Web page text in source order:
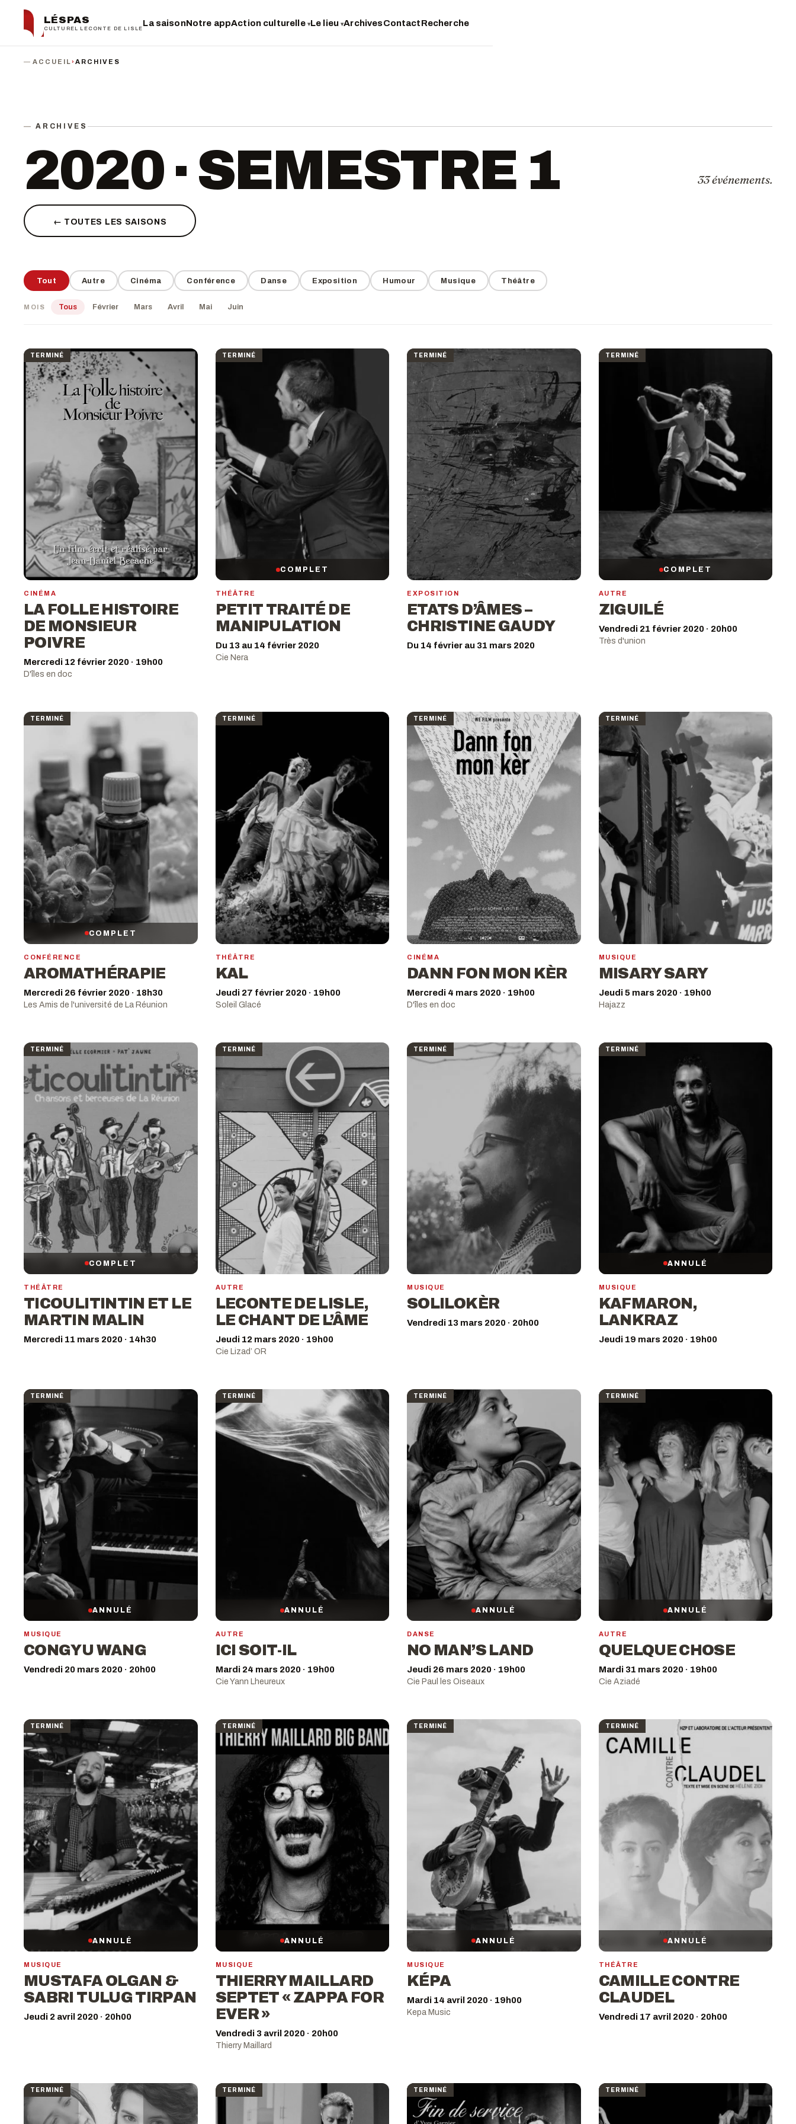
LÉSPAS
CULTUREL LECONTE DE LISLE
La saisonNotre appAction culturelle ▾Le lieu▾ArchivesContactRecherche
ACCUEIL› ARCHIVES
ARCHIVES
2020 · SEMESTRE 1 33 événements.
← TOUTES LES SAISONS
Tout Autre Cinéma Conférence Danse Exposition Humour Musique Théâtre
MOIS Tous Février Mars Avril Mai Juin
TERMINÉ
CINÉMA
LA FOLLE HISTOIRE
DE MONSIEUR
POIVRE
Mercredi 12 février 2020 · 19h00
D'îles en doc
TERMINÉ
COMPLET
THÉÂTRE
PETIT TRAITÉ DE
MANIPULATION
Du 13 au 14 février 2020
Cie Nera
TERMINÉ
EXPOSITION
ETATS D’ÂMES –
CHRISTINE GAUDY
Du 14 février au 31 mars 2020
TERMINÉ
COMPLET
AUTRE
ZIGUILÉ
Vendredi 21 février 2020 · 20h00
Très d'union
TERMINÉ
COMPLET
CONFÉRENCE
AROMATHÉRAPIE
Mercredi 26 février 2020 · 18h30
Les Amis de l'université de La Réunion
TERMINÉ
THÉÂTRE
KAL
Jeudi 27 février 2020 · 19h00
Soleil Glacé
TERMINÉ
CINÉMA
DANN FON MON KÈR
Mercredi 4 mars 2020 · 19h00
D'îles en doc
TERMINÉ
MUSIQUE
MISARY SARY
Jeudi 5 mars 2020 · 19h00
Hajazz
TERMINÉ
COMPLET
THÉÂTRE
TICOULITINTIN ET LE
MARTIN MALIN
Mercredi 11 mars 2020 · 14h30
TERMINÉ
AUTRE
LECONTE DE LISLE,
LE CHANT DE L’ÂME
Jeudi 12 mars 2020 · 19h00
Cie Lizad’ OR
TERMINÉ
MUSIQUE
SOLILOKÈR
Vendredi 13 mars 2020 · 20h00
TERMINÉ
ANNULÉ
MUSIQUE
KAFMARON,
LANKRAZ
Jeudi 19 mars 2020 · 19h00
TERMINÉ
ANNULÉ
MUSIQUE
CONGYU WANG
Vendredi 20 mars 2020 · 20h00
TERMINÉ
ANNULÉ
AUTRE
ICI SOIT-IL
Mardi 24 mars 2020 · 19h00
Cie Yann Lheureux
TERMINÉ
ANNULÉ
DANSE
NO MAN’S LAND
Jeudi 26 mars 2020 · 19h00
Cie Paul les Oiseaux
TERMINÉ
ANNULÉ
AUTRE
QUELQUE CHOSE
Mardi 31 mars 2020 · 19h00
Cie Aziadé
TERMINÉ
ANNULÉ
MUSIQUE
MUSTAFA OLGAN &
SABRI TULUG TIRPAN
Jeudi 2 avril 2020 · 20h00
TERMINÉ
ANNULÉ
MUSIQUE
THIERRY MAILLARD
SEPTET « ZAPPA FOR
EVER »
Vendredi 3 avril 2020 · 20h00
Thierry Maillard
TERMINÉ
ANNULÉ
MUSIQUE
KÉPA
Mardi 14 avril 2020 · 19h00
Kepa Music
TERMINÉ
ANNULÉ
THÉÂTRE
CAMILLE CONTRE
CLAUDEL
Vendredi 17 avril 2020 · 20h00
TERMINÉ TERMINÉ TERMINÉ TERMINÉ